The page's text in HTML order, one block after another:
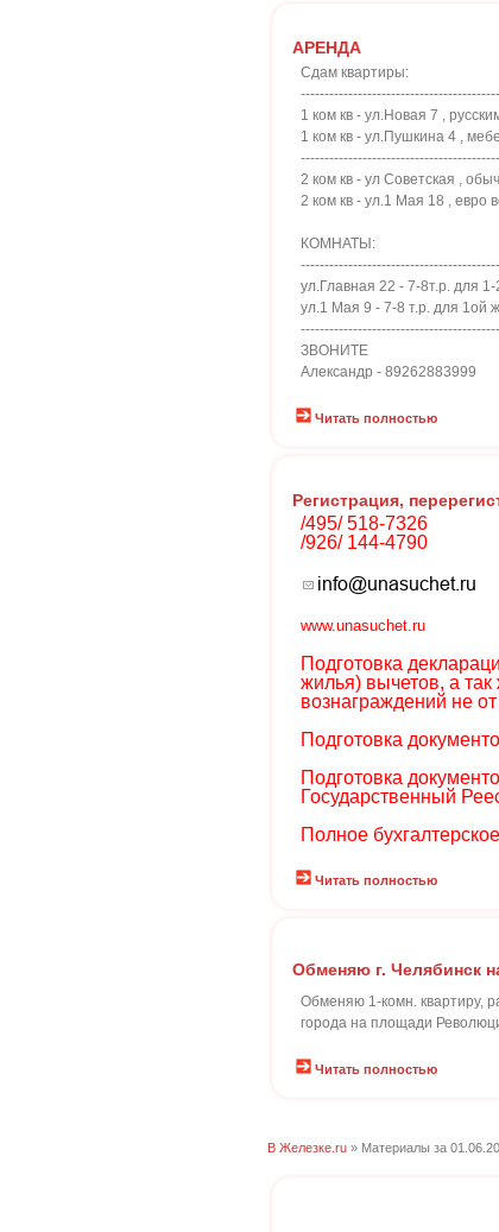
АРЕНДА
Сдам квартиры:
1 ком кв - ул.Новая 7 ,
1 ком кв - ул.Пушкина 4 ,
2 ком кв - ул Советская ,
2 ком кв - ул.1 Мая 18 , евро
КОМНАТЫ:
ул.Главная 22 - 7-8т.р. для
ул.1 Мая 9 - 7-8 т.р. для 1ой
ЗВОНИТЕ
Александр - 89262883999
Читать полностью
Регистрация,
/495/ 518-7326
/926/ 144-4790
www.unasuchet.ru
Подготовка
жилья) вычетов, а
вознаграждений не
Подготовка
Подготовка
Государственный
Полное
Читать полностью
Обменяю г. Челябинск
Обменяю 1-комн. квартиру,
города на площади
Читать полностью
В Железке.ru » Материалы за